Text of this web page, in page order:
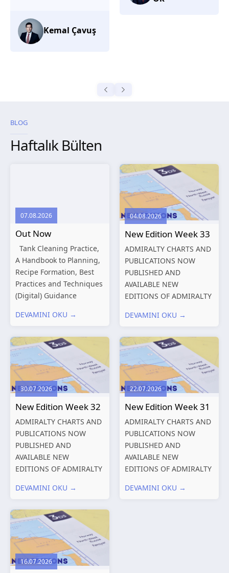
BLOG
Haftalık Bülten
07.08.2026
Out Now
Tank Cleaning Practice,
A Handbook to Planning,
Recipe Formation, Best
Practices and Techniques
(Digital) Guidance
Structures – Consolidated
Shipping and the
Environment – A Guide to
Environmental
Compliance...
DEVAMINI OKU →
04.08.2026
New Edition Week 33
ADMIRALTY CHARTS AND
PUBLICATIONS NOW
PUBLISHED AND
AVAILABLE NEW
EDITIONS OF ADMIRALTY
PUBLICATIONS New
Charts published 13
August 2026 Chart
Title, limits
and other remarks
319
International chart
DEVAMINI OKU →
30.07.2026
New Edition Week 32
ADMIRALTY CHARTS AND
PUBLICATIONS NOW
PUBLISHED AND
AVAILABLE NEW
EDITIONS OF ADMIRALTY
PUBLICATIONS New
Charts published 06
August 2026 Chart Title,
limits and other remarks
1602 China – Chang...
DEVAMINI OKU →
22.07.2026
New Edition Week 31
ADMIRALTY CHARTS AND
PUBLICATIONS NOW
PUBLISHED AND
AVAILABLE NEW
EDITIONS OF ADMIRALTY
PUBLICATIONS New
DEVAMINI OKU →
16.07.2026